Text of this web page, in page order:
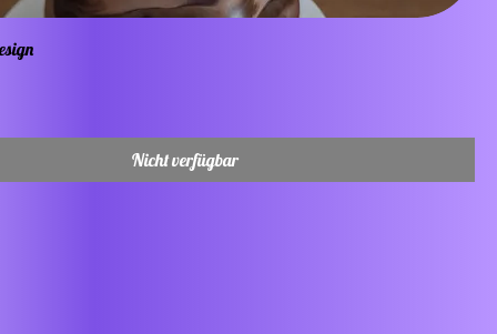
Nicht verfügbar